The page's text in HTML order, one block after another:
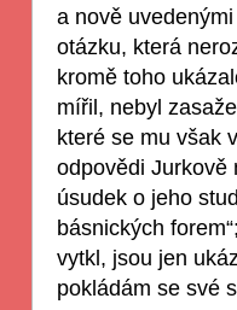
a nově
otázku, která
kromě toho
mířil, nebyl
které se mu však
odpovědi Jurkově
úsudek o jeho
básnických
vytkl, jsou jen
pokládám se své